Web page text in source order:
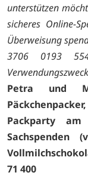
unterstützen
sicheres Online-
Überweisung
3706 0193
Petra und
Packparty
Sachspenden
71 400